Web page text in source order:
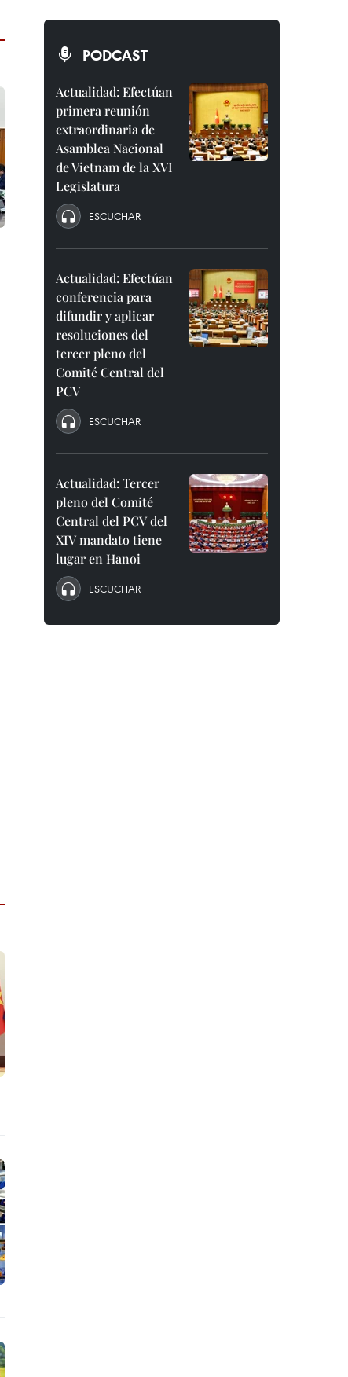
PODCAST
Actualidad: Efectúan
primera reunión
extraordinaria de
Asamblea Nacional
de Vietnam de la XVI
Legislatura
ESCUCHAR
Actualidad: Efectúan
conferencia para
difundir y aplicar
resoluciones del
tercer pleno del
Comité Central del
PCV
ESCUCHAR
Actualidad: Tercer
pleno del Comité
Central del PCV del
XIV mandato tiene
lugar en Hanoi
ESCUCHAR